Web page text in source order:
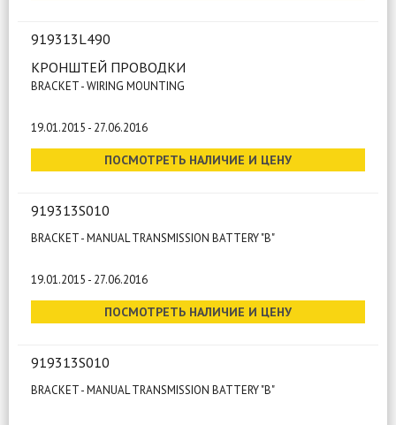
919313L490
КРОНШТЕЙ ПРОВОДКИ
BRACKET - WIRING MOUNTING
19.01.2015 - 27.06.2016
ПОСМОТРЕТЬ НАЛИЧИЕ И ЦЕНУ
919313S010
BRACKET - MANUAL TRANSMISSION BATTERY "B"
19.01.2015 - 27.06.2016
ПОСМОТРЕТЬ НАЛИЧИЕ И ЦЕНУ
919313S010
BRACKET - MANUAL TRANSMISSION BATTERY "B"